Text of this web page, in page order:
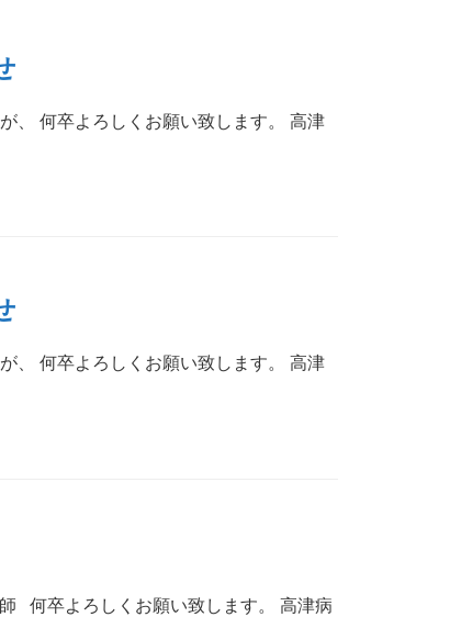
、 何卒よろしくお願い致します。 高津
、 何卒よろしくお願い致します。 高津
何卒よろしくお願い致します。 高津病